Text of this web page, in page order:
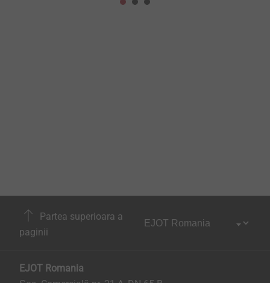
Partea superioara a
paginii
EJOT Romania